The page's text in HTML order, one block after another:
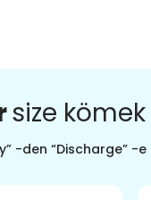
size
-den “Discharge”